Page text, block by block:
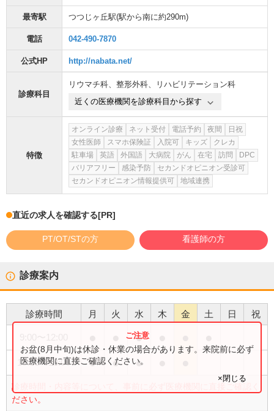
最寄駅 つつじヶ丘駅(駅から南に約290m)
電話 042-490-7870
公式HP http://nabata.net/
診療科目
リウマチ科、 整形外科、
リハビリテーション科
近くの医療機関を診療科目から探す
特徴
オンライン診療 ネット受付 電話予約 夜間
日祝
女性医師
スマホ保険証 入院可 キッズ
クレカ
駐車場
英語 外国語 大病院 がん 在宅 訪問
DPC
バリアフリー
感染予防
セカンドオピニオン受診可
セカンドオピニオン情報提供可
地域連携
直近の求人を確認する[PR]
PT/OT/STの方 看護師の方
診療案内
診療時間 月 火 水 木 金 土 日 祝
●
15:00〜18:00 ● ● ●
診療時間・内容等について、事前に必ず医療機関に直接ご確認く
ださい。
お盆(8月中旬)は休診・休業の場合があります。来院前に必ず
医療機関に直接ご確認ください。
×閉じる